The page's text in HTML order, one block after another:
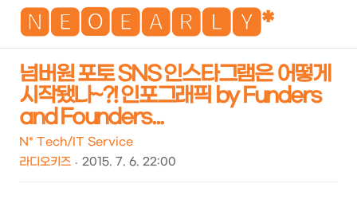
🅽🅴🅾🅴🅰🆁🅻🆈*
검
넘버원 포토 SNS 인스타그램은 어떻게
시작됐나~?! 인포그래픽 by Funders
and Founders...
N* Tech/IT Service
라디오키즈
2015. 7. 6. 22:00